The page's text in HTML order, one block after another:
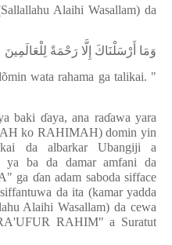
Alaihi Wasallam) da
وَمَا أَرْسَلْنَاكَ إِلَّا رَحْمَةً لِلْعَالَمِينَ
wata rahama ga talikai. "
baki ɗaya, ana raɗawa yara
ko RAHIMAH) domin yin
da albarkar Ubangiji a
ya ba da damar amfani da
ga ɗan adam saboda sifface
da ita (kamar yadda
Alaihi Wasallam) da cewa
RAHIM" a Suratut